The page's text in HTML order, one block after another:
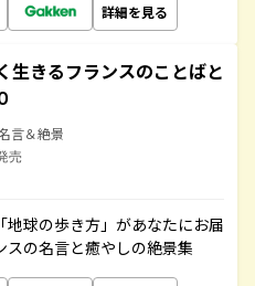
詳細を見る
生きるフランスのことばと
言＆絶景
売
球の歩き方」があなたにお届
スの名言と癒やしの絶景集